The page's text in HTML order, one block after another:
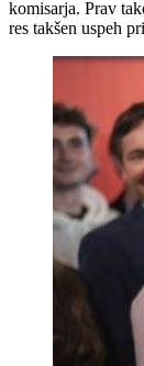
komisarja. Prav
res takšen uspeh